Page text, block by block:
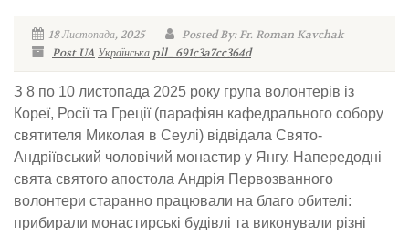
18 Листопада, 2025
Posted By: Fr. Roman Kavchak
Post UA Українська pll_691c3a7cc364d
З 8 по 10 листопада 2025 року група волонтерів із
Кореї, Росії та Греції (парафіян кафедрального собору
святителя Миколая в Сеулі) відвідала Свято-
Андріївський чоловічий монастир у Янгу. Напередодні
свята святого апостола Андрія Первозванного
волонтери старанно працювали на благо обителі:
прибирали монастирські будівлі та виконували різні